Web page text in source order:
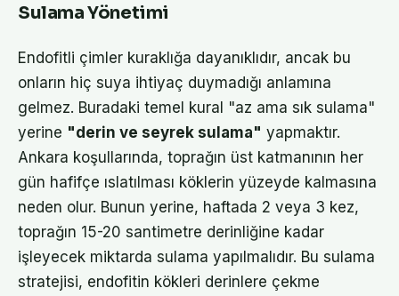
Sulama Yönetimi
Endofitli çimler kuraklığa dayanıklıdır, ancak bu
onların hiç suya ihtiyaç duymadığı anlamına
gelmez. Buradaki temel kural "az ama sık sulama"
yerine "derin ve seyrek sulama" yapmaktır.
Ankara koşullarında, toprağın üst katmanının her
gün hafifçe ıslatılması köklerin yüzeyde kalmasına
neden olur. Bunun yerine, haftada 2 veya 3 kez,
toprağın 15-20 santimetre derinliğine kadar
işleyecek miktarda sulama yapılmalıdır. Bu sulama
stratejisi, endofitin kökleri derinlere çekme